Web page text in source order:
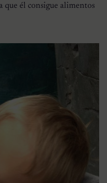
que él consigue alimentos